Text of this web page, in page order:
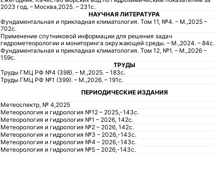
2023 год. – Москва,2025. – 231с.
НАУЧНАЯ ЛИТЕРАТУРА
Фундаментальная и прикладная климатология. Том 11, №4. – М.,2025 –
702с.
Применение спутниковой информации для решения задач
гидрометеорологии и мониторинга окружающей среды. – М.,2024. – 84с.
Фундаментальная и прикладная климатология. Том 12, №1. – М.,2026 –
159с.
ТРУДЫ
Труды ГМЦ РФ №4 (398). – М.,2025. – 183с.
Труды ГМЦ РФ №1 (399). – М.,2026. – 191с.
ПЕРИОДИЧЕСКИЕ ИЗДАНИЯ
Метеоспектр, № 4,2025
Метеорология и гидрология №12 – 2025,-143с.
Метеорология и гидрология №1 – 2026, 142с.
Метеорология и гидрология №2 – 2026, 142с.
Метеорология и гидрология №3 – 2026,-143с.
Метеорология и гидрология №4 – 2026,-143с.
Метеорология и гидрология №5 – 2026,-143с.